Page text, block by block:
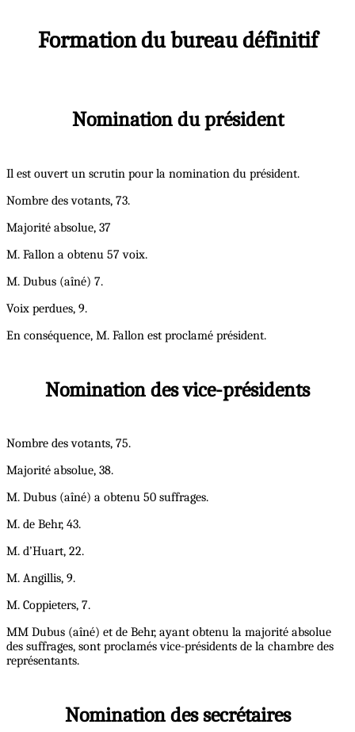
Formation du bureau définitif
Nomination du président
Il est ouvert un scrutin pour la nomination du président.
Nombre des votants, 73.
Majorité absolue, 37
M. Fallon a obtenu 57 voix.
M. Dubus (aîné) 7.
Voix perdues, 9.
En conséquence, M. Fallon est proclamé président.
Nomination des vice-présidents
Nombre des votants, 75.
Majorité absolue, 38.
M. Dubus (aîné) a obtenu 50 suffrages.
M. de Behr, 43.
M. d’Huart, 22.
M. Angillis, 9.
M. Coppieters, 7.
MM Dubus (aîné) et de Behr, ayant obtenu la majorité absolue
des suffrages, sont proclamés vice-présidents de la chambre des
représentants.
Nomination des secrétaires